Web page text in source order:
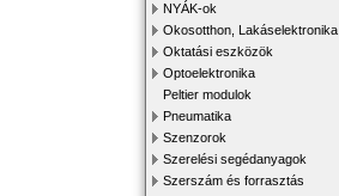
NYÁK-ok
Okosotthon, Lakáselektronika
Oktatási eszközök
Optoelektronika
Peltier modulok
Pneumatika
Szenzorok
Szerelési segédanyagok
Szerszám és forrasztás